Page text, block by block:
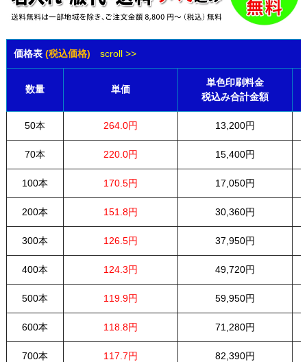
価格表 (税込価格) scroll >>
数量 単価
単色印刷料金
税込み合計金額
50本 264.0円 13,200円
70本 220.0円 15,400円
100本 170.5円 17,050円
200本 151.8円 30,360円
300本 126.5円 37,950円
400本 124.3円 49,720円
500本 119.9円 59,950円
600本 118.8円 71,280円
700本 117.7円 82,390円